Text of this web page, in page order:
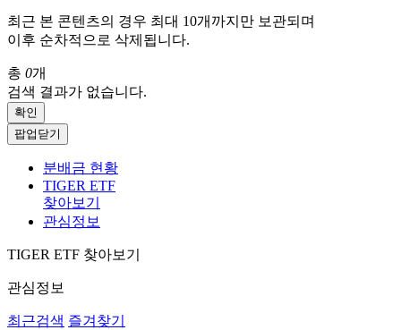
최근 본 콘텐츠의 경우 최대 10개까지만 보관되며
이후 순차적으로 삭제됩니다.
총 0개
검색 결과가 없습니다.
확인
팝업닫기
분배금 현황
TIGER ETF
찾아보기
관심정보
TIGER ETF 찾아보기
관심정보
최근검색 즐겨찾기